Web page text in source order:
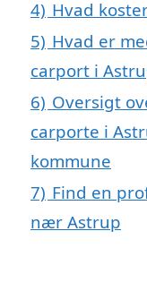
4) Hvad
5) Hvad er
carport i
6) Oversigt
carporte i
kommune
7) Find en
nær Astrup